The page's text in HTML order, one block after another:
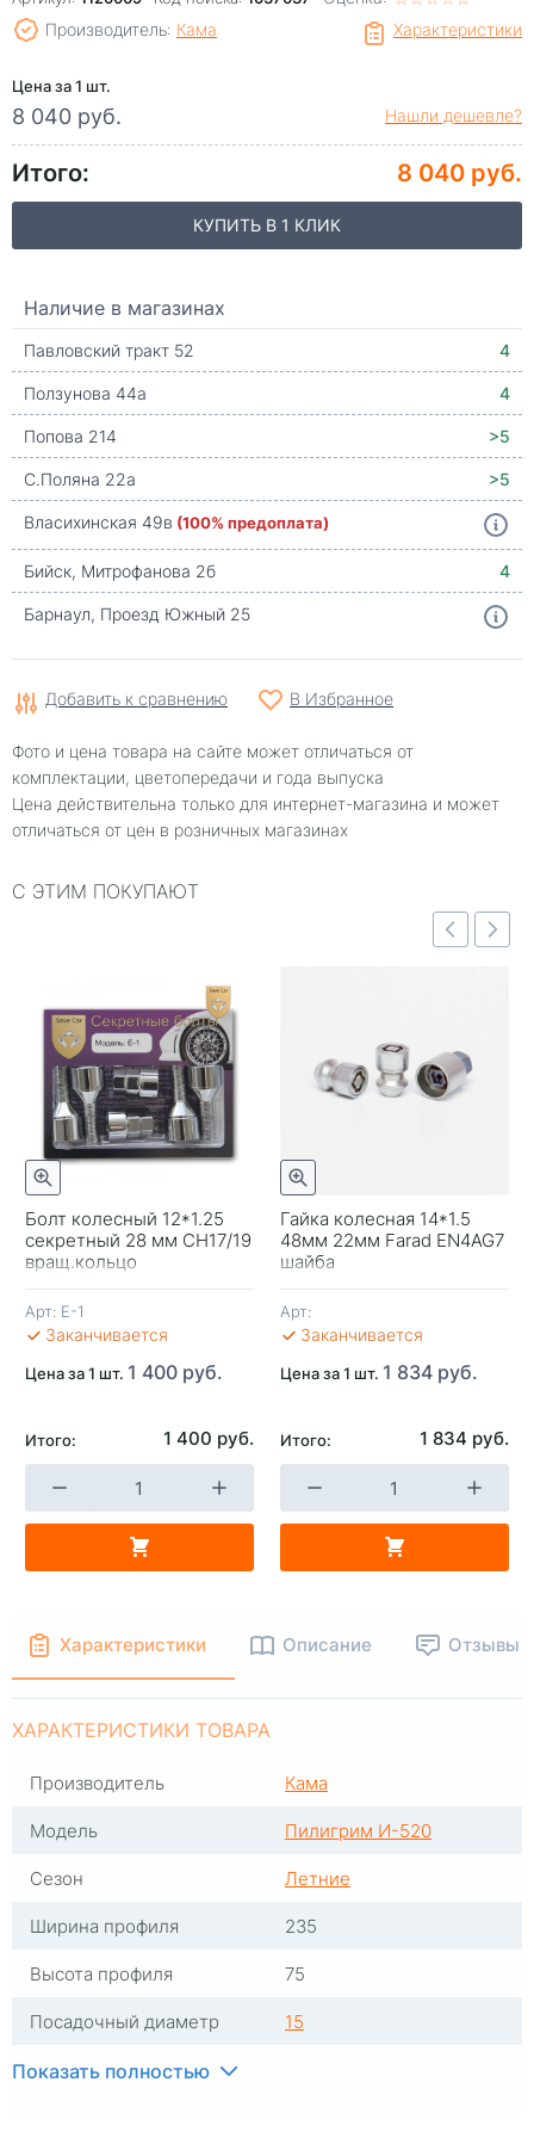
Характеристики
Производитель: Кама
Цена за 1 шт.
8 040 руб. Нашли дешевле?
Итого: 8 040 руб.
КУПИТЬ В 1 КЛИК
Наличие в магазинах
Павловский тракт 52
4
Ползунова 44а
4
Попова 214
>5
С.Поляна 22а
>5
Власихинская 49в (100% предоплата)
Бийск, Митрофанова 2б
4
Барнаул, Проезд Южный 25
Добавить к сравнению В Избранное
Фото и цена товара на сайте может отличаться от
комплектации, цветопередачи и года выпуска
Цена действительна только для интернет-магазина и может
отличаться от цен в розничных магазинах
С ЭТИМ ПОКУПАЮТ
Болт колесный 12*1.25
секретный 28 мм CH17/19
вращ.кольцо
Арт: E-1
Заканчивается
Цена за 1 шт. 1 400 руб.
Итого: 1 400 руб.
Гайка колесная 14*1.5
48мм 22мм Farad EN4AG7
шайба
Арт:
Заканчивается
Цена за 1 шт. 1 834 руб.
Итого: 1 834 руб.
-
Быстрый просмотр
Характеристики Описание Отзывы
ХАРАКТЕРИСТИКИ ТОВАРА
Производитель
Кама
Модель
Пилигрим И-520
Сезон
Летние
Ширина профиля
235
Высота профиля
75
Посадочный диаметр
15
Индекс скорости
Показать полностью